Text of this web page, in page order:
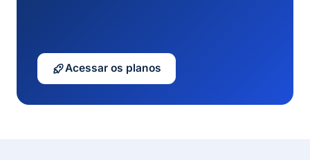
Acessar os planos